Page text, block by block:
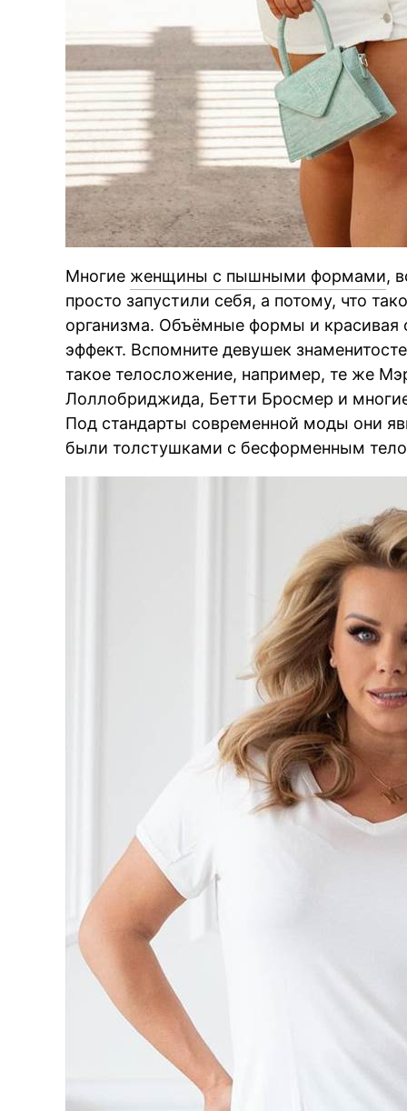
Многие женщины с пышными формами,
просто запустили себя, а потому, что
организма. Объёмные формы и красивая
эффект. Вспомните девушек
такое телосложение, например, те же
Лоллобриджида, Бетти Бросмер и
Под стандарты современной моды они
были толстушками с бесформенным